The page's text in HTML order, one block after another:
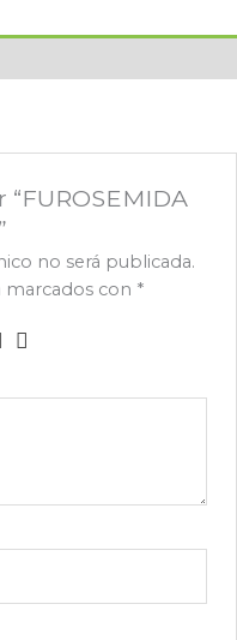
no será publicada.
con *